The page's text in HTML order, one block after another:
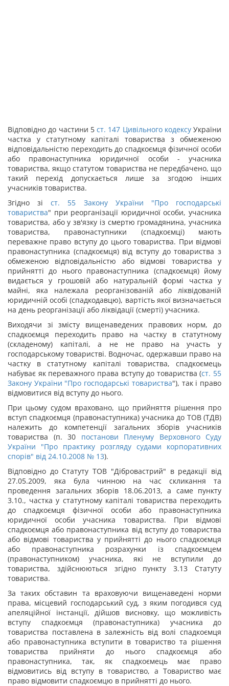
Відповідно до частини 5 ст. 147 Цивільного кодексуУкраїни
частка у статутному капіталі товариства з обмеженою
відповідальністю переходить до спадкоємця фізичної особи
або правонаступника юридичної особи - учасника
товариства, якщо статутом товариства не передбачено, що
такий перехід допускається лише за згодою інших
учасників товариства.
Згідно зіст. 55 Закону України "Про господарські
товариства" при реорганізації юридичної особи, учасника
товариства, або у зв'язку із смертю громадянина, учасника
товариства, правонаступники (спадкоємці) мають
переважне право вступу до цього товариства. При відмові
правонаступника (спадкоємця) від вступу до товариства з
обмеженою відповідальністю або відмові товариства у
прийнятті до нього правонаступника (спадкоємця) йому
видається у грошовій або натуральній формі частка у
майні, яка належала реорганізованій або ліквідованій
юридичній особі (спадкодавцю), вартість якої визначається
на день реорганізації або ліквідації (смерті) учасника.
Виходячи зі змісту вищенаведених правових норм, до
спадкоємця переходить право на частку в статутному
(складеному) капіталі, а не не право на участь у
господарському товаристві. Водночас, одержавши право на
частку в статутному капіталі товариства, спадкоємець
набуває як переважного права вступу до товариства (ст. 55
Закону України "Про господарські товариства"), так і право
відмовитися від вступу до нього.
При цьому судом враховано, що прийняття рішення про
вступ спадкоємця (правонаступника) учасника до ТОВ (ТДВ)
належить до компетенції загальних зборів учасників
товариства (п. 30 постанови Пленуму Верховного Суду
України "Про практику розгляду судами корпоративних
спорів" від 24.10.2008 № 13).
Відповідно до Статуту ТОВ "Дібровастрий" в редакції від
27.05.2009, яка була чинною на час скликання та
проведення загальних зборів 18.06.2013, а саме пункту
3.10., частка у статутному капіталі товариства переходить
до спадкоємця фізичної особи або правонаступника
юридичної особи учасника товариства. При відмові
спадкоємця або правонаступника від вступу до товариства
або відмові товариства у прийнятті до нього спадкоємця
або правонаступника розрахунки із спадкоємцем
(правонаступником) учасника, які не вступили до
товариства, здійснюються згідно пункту 3.13 Статуту
товариства.
За таких обставин та враховуючи вищенаведені норми
права, місцевий господарський суд, з яким погодився суд
апеляційної інстанції, дійшов висновку, що можливість
вступу спадкоємця (правонаступника) учасника до
товариства поставлена в залежність від волі спадкоємця
або правонаступника вступити в товариство та рішення
товариства прийняти до нього спадкоємця або
правонаступника, так, як спадкоємець має право
відмовитись від вступу в товариство, а Товариство має
право відмовити спадкоємцю в прийнятті до нього.